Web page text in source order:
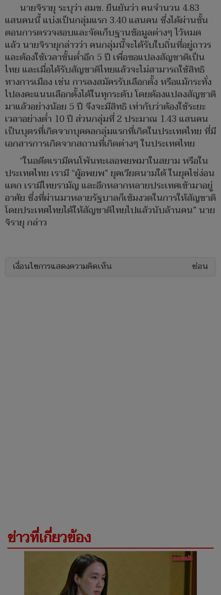
นายจิรายุ ระบุว่า สมช. ยืนยันว่า คนจำนวน 4.83
แสนคนนี้ แบ่งเป็นกลุ่มแรก 3.40 แสนคน ซึ่งได้ผ่านขั้น
ตอนการตรวจสอบและจัดเก็บฐานข้อมูลต่างๆ ไว้หมด
แล้ว นายจิรายุกล่าวว่า คนกลุ่มนี้จะได้รับใบถิ่นที่อยู่ถาวร
และต้องใช้เวลาขั้นต่ำอีก 5 ปี เพื่อขอแปลงสัญชาติเป็น
ไทย และเมื่อได้รับสัญชาติไทยแล้วจะไม่สามารถใช้สิทธิ
ทางการเมือง เช่น การลงสมัครรับเลือกตั้ง หรือแม้กระทั่ง
ไปลงคะแนนเลือกตั้งได้ในทุกระดับ โดยต้องแปลงสัญชาติ
มาแล้วอย่างน้อย 5 ปี จึงจะมีสิทธิ เท่ากับว่าต้องใช้ระยะ
เวลาอย่างต่ำ 10 ปี ส่วนกลุ่มที่ 2 ประมาณ 1.43 แสนคน
เป็นบุตรที่เกิดจากบุคคลกลุ่มแรกที่เกิดในประเทศไทย ที่มี
เอกสารการเกิดจากสถานที่เกิดต่างๆ ในประเทศไทย
“ในอดีตเรามีคนโพ้นทะเลอพยพมาในสยาม หรือใน
ประเทศไทย เรามี “ผู้อพยพ” ยุคเวียดนามใต้ ในยุคไซ่ง่อน
แตก เรามีไทยรามัญ และอีกหลากหลายประเทศเข้ามาอยู่
อาศัย ซึ่งที่ผ่านมาหลายรัฐบาลก็เข้มงวดในการให้สัญชาติ
โดยประเทศไทยได้ให้สัญชาติไทยไปแล้วนับล้านคน” นาย
จิรายุ กล่าว
เงื่อนไขการแสดงความคิดเห็น ซ่อน
ข่าวที่เกี่ยวข้อง